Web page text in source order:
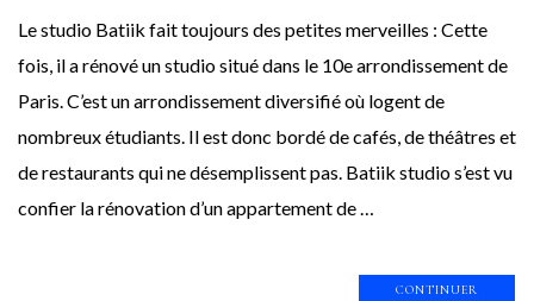
Le studio Batiik fait toujours des petites merveilles : Cette
fois, il a rénové un studio situé dans le 10e arrondissement de
Paris. C’est un arrondissement diversifié où logent de
nombreux étudiants. Il est donc bordé de cafés, de théâtres et
de restaurants qui ne désemplissent pas. Batiik studio s’est vu
confier la rénovation d’un appartement de …
CONTINUER